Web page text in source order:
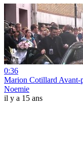
0:36
Marion Cotillard Avant-
Noemie
il y a 15 ans